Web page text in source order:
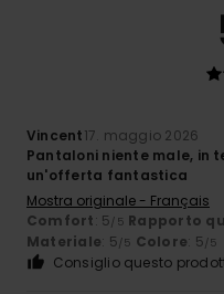
Vincent17. maggio 2026
Pantaloni niente male, in
un'offerta fantastica
Mostra originale - Français
Comfort: 5/5 Rapporto
Materiale: 5/5 Colore: 5/5
Consiglio questo